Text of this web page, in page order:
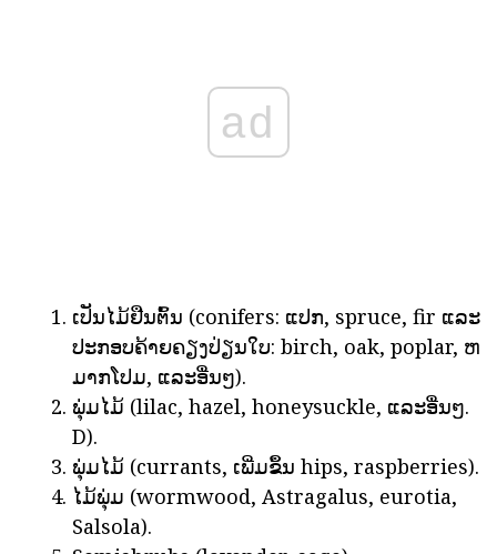
ad
ເປັນໄມ້ຢືນຕົ້ນ (conifers: ແປກ, spruce, fir ແລະ
ປະກອບຄ້າຍຄຽງປ່ຽນໃບ: birch, oak, poplar, ຫ
ມາກໂປມ, ແລະອື່ນໆ).
ພຸ່ມໄມ້ (lilac, hazel, honeysuckle, ແລະອື່ນໆ.
D).
ພຸ່ມໄມ້ (currants, ເພີ່ມຂຶ້ນ hips, raspberries).
ໄມ້ພຸ່ມ (wormwood, Astragalus, eurotia,
Salsola).